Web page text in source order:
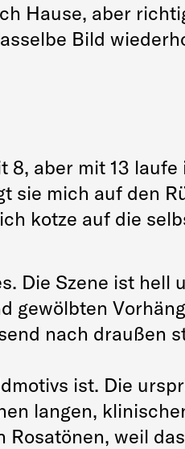
Hause, aber
Bild
aber mit 13
sie mich auf den
kotze auf die
Die Szene ist hell
gewölbten
nach draußen
ist. Die
langen,
weil